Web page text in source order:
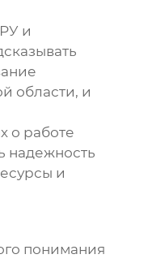
и
области, и
о работе
надежность
и
понимания